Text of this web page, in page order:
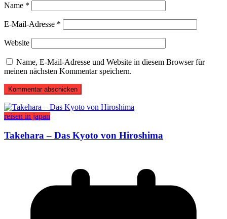
Name *
E-Mail-Adresse *
Website
Name, E-Mail-Adresse und Website in diesem Browser für
meinen nächsten Kommentar speichern.
reisen in japan
Takehara – Das Kyoto von Hiroshima